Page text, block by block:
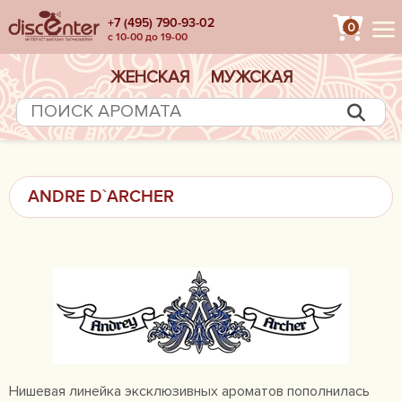
+7 (495) 790-93-02
с 10-00 до 19-00
0
ЖЕНСКАЯ МУЖСКАЯ
ANDRE D`ARCHER
Нишевая линейка эксклюзивных ароматов пополнилась